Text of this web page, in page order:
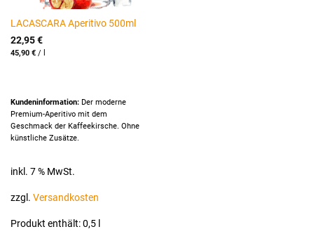
LACASCARA Aperitivo 500ml
22,95€
45,90 €/
Kundeninformation: Der moderne
Premium-Aperitivo mit dem
Geschmack der Kaffeekirsche. Ohne
künstliche Zusätze.
inkl. 7 % MwSt.
zzgl. Versandkosten
Produkt enthält: 0,5 l